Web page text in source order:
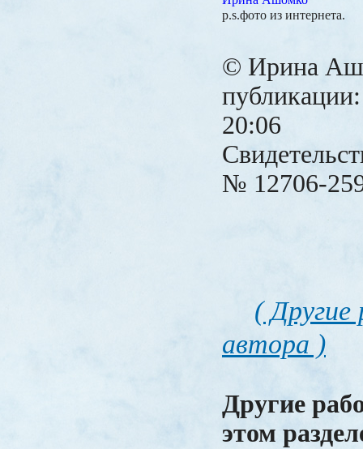
р.s.фото из интернета.
© Ирина
20:06
№ 12706-
(
автора )
Другие
этом